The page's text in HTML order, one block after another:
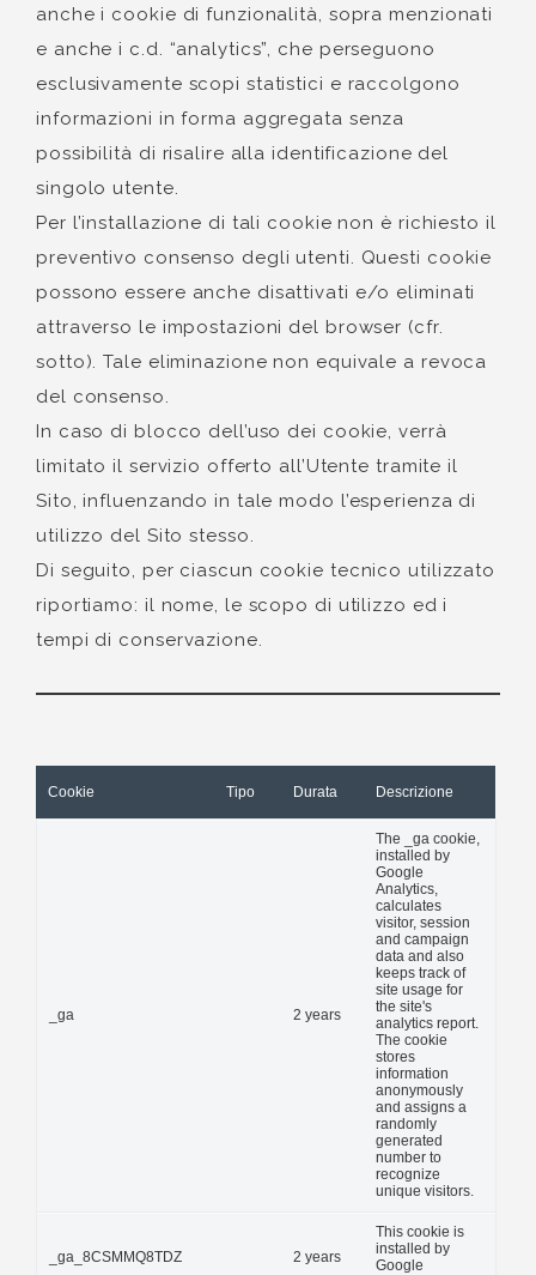
anche i cookie di funzionalità, sopra menzionati
e anche i c.d. “analytics”, che perseguono
esclusivamente scopi statistici e raccolgono
informazioni in forma aggregata senza
possibilità di risalire alla identificazione del
singolo utente.
Per l’installazione di tali cookie non è richiesto il
preventivo consenso degli utenti. Questi cookie
possono essere anche disattivati e/o eliminati
attraverso le impostazioni del browser (cfr.
sotto). Tale eliminazione non equivale a revoca
del consenso.
In caso di blocco dell’uso dei cookie, verrà
limitato il servizio offerto all’Utente tramite il
Sito, influenzando in tale modo l’esperienza di
utilizzo del Sito stesso.
Di seguito, per ciascun cookie tecnico utilizzato
riportiamo: il nome, le scopo di utilizzo ed i
tempi di conservazione.
Cookie Tipo Durata Descrizione
_ga 2 years
The _ga cookie,
installed by
Google
Analytics,
calculates
visitor, session
and campaign
data and also
keeps track of
site usage for
the site's
analytics report.
The cookie
stores
information
anonymously
and assigns a
randomly
generated
number to
recognize
unique visitors.
_ga_8CSMMQ8TDZ 2 years
This cookie is
installed by
Google